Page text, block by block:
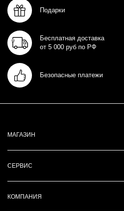
Подарки
Бесплатная доставка
от 5 000 руб по РФ
Безопасные платежи
МАГАЗИН
СЕРВИС
КОМПАНИЯ